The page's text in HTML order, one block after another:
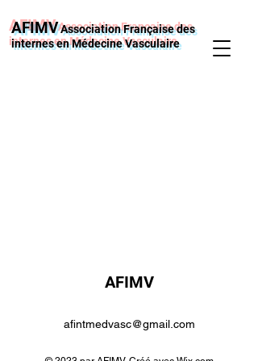
AFIMVAssociation Française des
internes en Médecine Vasculaire
AFIMV
afintmedvasc@gmail.com